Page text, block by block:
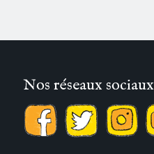
Nos réseaux sociaux